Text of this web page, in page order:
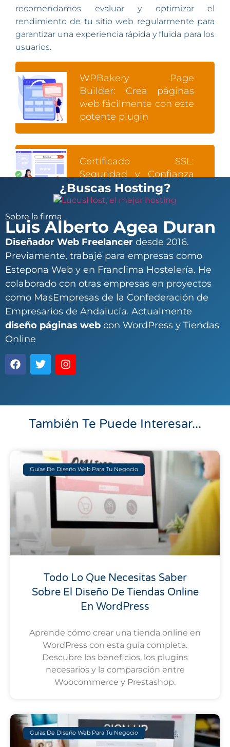
recomendamos evaluar y optimizar el
rendimiento de tu sitio web regularmente para
garantizar una experiencia rápida y fluida para los
usuarios.
WPBakery Page
Builder: Crea páginas
web fácilmente con este
potente plugin
Certificado SSL:
Seguridad y Confianza
para tu Sitio Web
¿Buscas Hosting?
Sobre la firma
Luis Alberto Agea Duran
Diseñador Web Freelancer desde 2016.
Previamente, trabajé para empresas como
Estepona Web y en Franclima Hostelería. He
colaborado con otras empresas en proyectos
como MasEmpresas de la Confederación de
Empresarios de Andalucía. Actualmente
diseño páginas web con WordPress y Tiendas
Online
También Te Puede Interesar...
Guías De Diseño Web Para Tu Negocio
Todo Lo Que Necesitas Saber
Sobre El Diseño De Tiendas Online
En WordPress
Aprende cómo crear una tienda online en
WordPress con esta guía completa.
Descubre los beneficios, los plugins
necesarios y la comparación entre
Woocommerce y Prestashop.
Guías De Diseño Web Para Tu Negocio